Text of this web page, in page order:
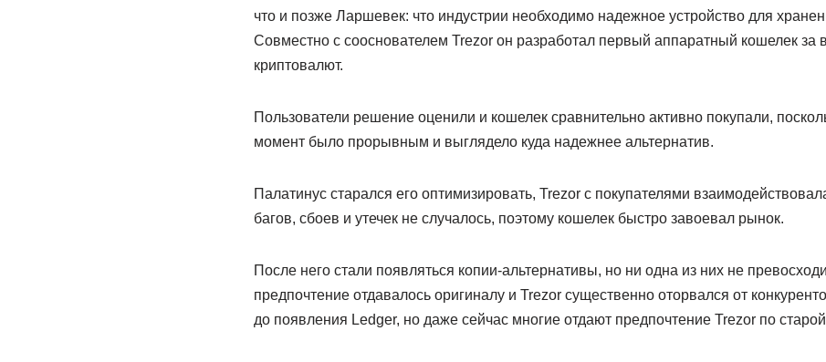
что и позже Ларшевек: что индустрии необходимо надежное устройство для
Совместно с сооснователем Trezor он разработал первый аппаратный кошелек за
криптовалют.
Пользователи решение оценили и кошелек сравнительно активно покупали,
момент было прорывным и выглядело куда надежнее альтернатив.
Палатинус старался его оптимизировать, Trezor с покупателями
багов, сбоев и утечек не случалось, поэтому кошелек быстро завоевал рынок.
После него стали появляться копии-альтернативы, но ни одна из них не
предпочтение отдавалось оригиналу и Trezor существенно оторвался от
до появления Ledger, но даже сейчас многие отдают предпочтение Trezor по